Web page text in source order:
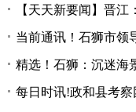
【天天新要闻】晋江
当前通讯！石狮市领
精选！石狮：沉迷海
每日时讯!政和县考